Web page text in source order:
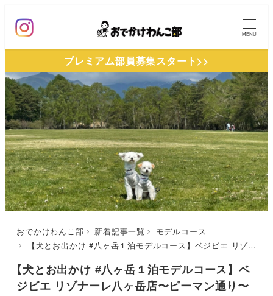
ン
ン
テ
ン
ツ
へ
移
動
MENU
プレミアム部員募集スタート>>
おでかけわんこ部 新着記事一覧
モデルコース
【犬とお出かけ #八ヶ岳１泊モデルコース】ベジビエ リゾナーレ八ヶ岳店〜ピーマン通り〜八ヶ岳農業実践大学校〜ゆとりろ蓼科ホテルコース
【犬とお出かけ #八ヶ岳１泊モデルコース】ベ
ジビエ リゾナーレ八ヶ岳店〜ピーマン通り〜